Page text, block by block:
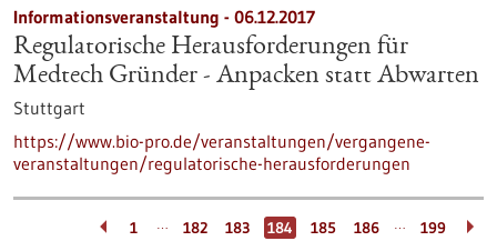
Informationsveranstaltung - 06.12.2017
Regulatorische Herausforderungen für
Medtech Gründer - Anpacken statt Abwarten
Stuttgart
https://www.bio-pro.de/veranstaltungen/vergangene-
veranstaltungen/regulatorische-herausforderungen
1 … 182 183 184 185 186 … 199